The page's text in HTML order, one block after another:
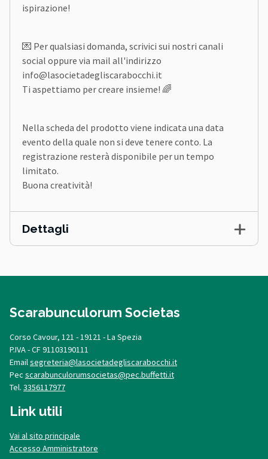
ispirazione!
💌 Per qualsiasi domanda, scrivici sui nostri canali
social oppure via mail all'indirizzo
info@lasocietadegliscarabocchi.it
Ti aspettiamo per creare insieme! 🌈
Nella scheda del prodotto viene indicata una data
evento della quale non si deve tenere conto. La
registrazione resterà disponibile per un tempo
limitato.
Buona creatività!
Dettagli
Scarabunculorum Societas
Corso Cavour, 121 - 19121 - La Spezia
P.IVA - CF 91103190111
Emailsegreteria@lasocietadegliscarabocchi.it
Pec scarabunculorumsocietas@pec.buffetti.it
Tel. 3356117977
Link utili
Vai al sito principale
Accesso Amministratore